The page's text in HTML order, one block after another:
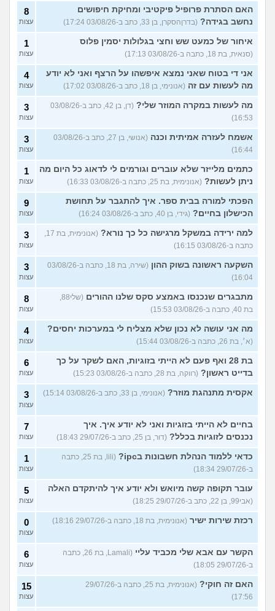
האם הסתרת פרופיל פיקטיבי ומחיקת חיפושים
נחשב בגידה? (בדרןהסקרן, בן 33, כתב ב-03/08/26 17:24)
8
עצות
איחור של כמעט שש וחצי בגלולות יסמין פלוס
(סנאית, בת 18, כתבה ב-03/08/26 17:13)
1
עצות
אני די בטוח שאני נמצא איפשהו על הרצף ואני לא יודע
מה לעשות עם זה (אנונימי, בן 18, כתב ב-03/08/26 17:02)
4
עצות
מה לעשות במקרה המוזר שלי?
(דן, בן 42, כתב ב-03/08/26
16:53)
3
עצות
אשמח לעזרה אמיתית וכנה
(אנושי, בן 27, כתב ב-03/08/26
16:44)
3
עצות
כתמים מלייזר שלא עוברים וגורמים לי לדאוג כל היום מה
ניתן לעשות? (אנונימית, בת 25, כתבה ב-03/08/26 16:33)
1
עצות
הפכתי למורה בבית ספר. איך להתגבר על תחושת
הכישלון בחיים? (גידי, בן 40, כתב ב-03/08/26 16:24)
9
עצות
למה ירידה במשקל מרגישה כל כך נורא?
(אנונימית, בת 17,
כתבה ב-03/08/26 16:15)
3
עצות
השקעה ראשונה בשוק ההון
(שירה, בת 18, כתבה ב-03/08/26
16:04)
3
עצות
מתבגרים שנכנסו באמצע סקס שלנו ההורים
(שלי88,
בת 40, כתבה ב-03/08/26 15:53)
8
עצות
מה אני עושה לא נכון שלא מצליח לי במערכות יחסים?
(א׳, בת 26, כתבה ב-03/08/26 15:44)
4
עצות
בת 28 ואף פעם לא הייתי בזוגיות, האם לשקר על כך
בדייט ראשון? (רווקה, בת 28, כתבה ב-03/08/26 15:23)
6
עצות
אקסית מתנהגת מוזר? (אנונימי, בן 33, כתב ב-03/08/26 15:14) 3
עצות
בחיים לא הייתי בזוגיות ואני לא יודע איך. איך
נכנסים לזוגיות בכלל? (דור, בן 25, כתב ב-29/07/26 18:43)
7
עצות
כדאי ללמוד הנהלת חשבונות בipc?
(lili, בת 25, כתבה
ב-29/07/26 18:34)
1
עצות
עובר תקופה קשה מיואש ולא יודע איך להיתקדם האלה
(אבי99, בן 22, כתב ב-29/07/26 18:25)
5
עצות
רכזת שירות ישיר (אנונימית, בת 18, כתבה ב-29/07/26 18:16) 0
עצות
הקשר עם אבא שלי מכביד עליי
(Lamali, בת 26, כתבה
ב-29/07/26 18:05)
6
עצות
האם זה חוקי?
(אנונימית, בת 25, כתבה ב-29/07/26
17:56)
15
עצות